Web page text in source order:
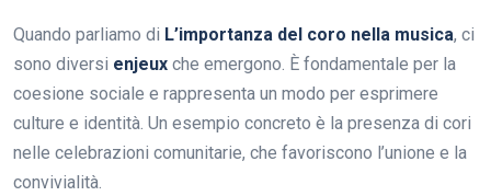
Quando parliamo di L’importanza del coro nella musica, ci
sono diversi enjeux che emergono. È fondamentale per la
coesione sociale e rappresenta un modo per esprimere
culture e identità. Un esempio concreto è la presenza di cori
nelle celebrazioni comunitarie, che favoriscono l’unione e la
convivialità.